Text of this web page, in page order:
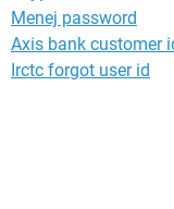
Menej password
Axis bank customer
Irctc forgot user id